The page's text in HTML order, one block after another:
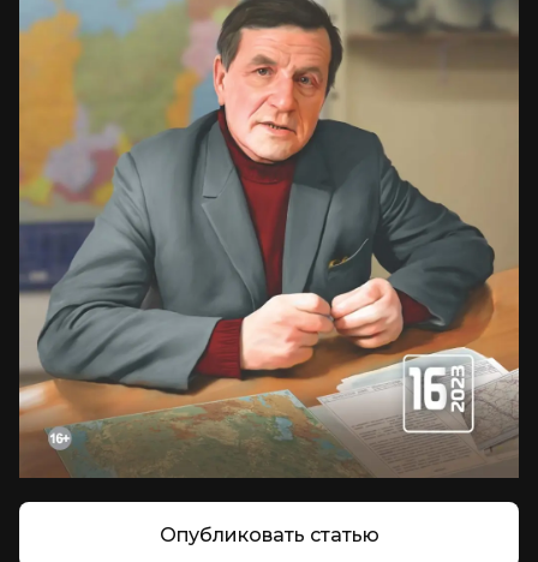
Опубликовать статью